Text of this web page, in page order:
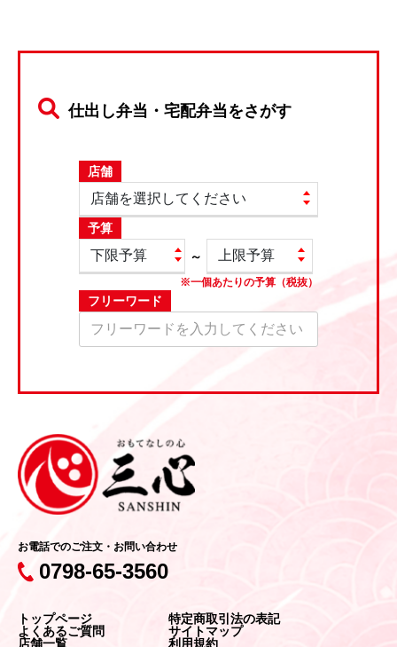
仕出し弁当・宅配弁当をさがす
店舗
予算
～
※一個あたりの予算（税抜）
フリーワード
お電話でのご注文・お問い合わせ
0798-65-3560
トップページ
よくあるご質問
店舗一覧
特定商取引法の表記
サイトマップ
利用規約